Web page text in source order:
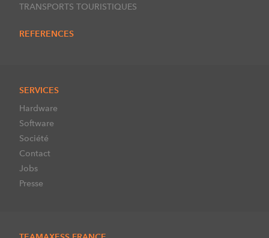
TRANSPORTS TOURISTIQUES
REFERENCES
SERVICES
Hardware
Software
Société
Contact
Jobs
Presse